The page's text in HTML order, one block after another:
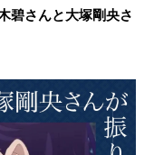
碧さんと大塚剛央さ